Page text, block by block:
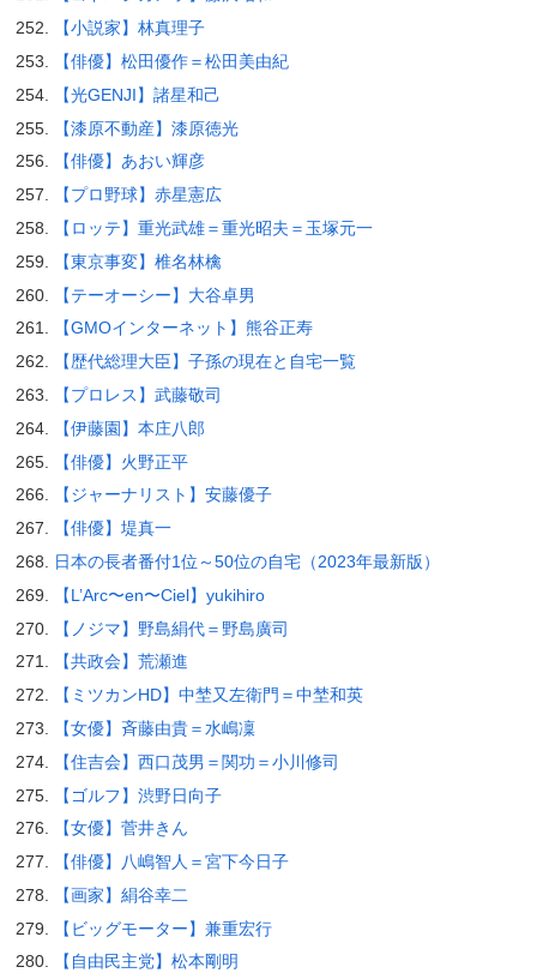
【小説家】林真理子
【俳優】松田優作＝松田美由紀
【光GENJI】諸星和己
【漆原不動産】漆原徳光
【俳優】あおい輝彦
【プロ野球】赤星憲広
【ロッテ】重光武雄＝重光昭夫＝玉塚元一
【東京事変】椎名林檎
【テーオーシー】大谷卓男
【GMOインターネット】熊谷正寿
【歴代総理大臣】子孫の現在と自宅一覧
【プロレス】武藤敬司
【伊藤園】本庄八郎
【俳優】火野正平
【ジャーナリスト】安藤優子
【俳優】堤真一
日本の長者番付1位～50位の自宅（2023年最新版）
【L’Arc〜en〜Ciel】yukihiro
【ノジマ】野島絹代＝野島廣司
【共政会】荒瀬進
【ミツカンHD】中埜又左衛門＝中埜和英
【女優】斉藤由貴＝水嶋凜
【住吉会】西口茂男＝関功＝小川修司
【ゴルフ】渋野日向子
【女優】菅井きん
【俳優】八嶋智人＝宮下今日子
【画家】絹谷幸二
【ビッグモーター】兼重宏行
【自由民主党】松本剛明